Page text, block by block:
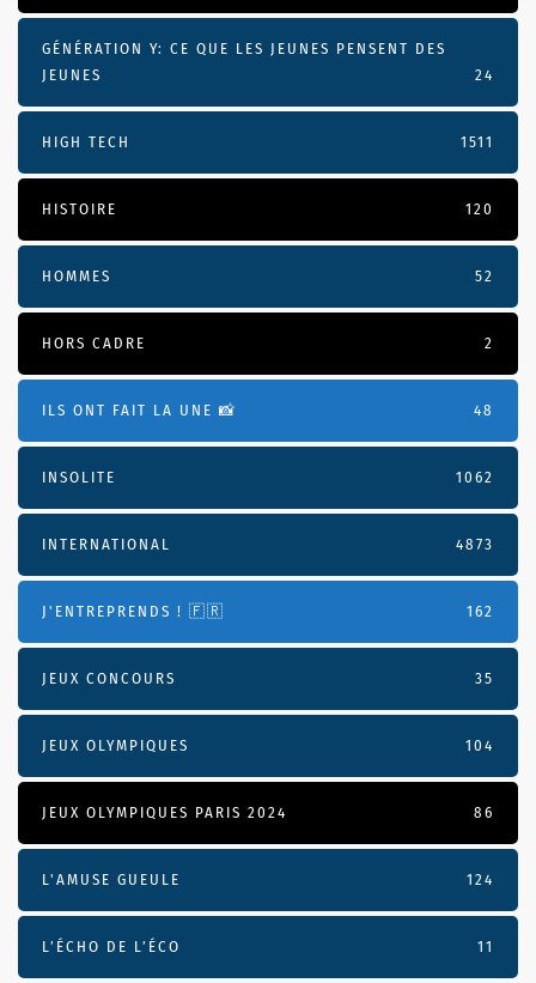
GÉNÉRATION Y: CE QUE LES JEUNES PENSENT DES
JEUNES
24
HIGH TECH 1511
HISTOIRE 120
HOMMES 52
HORS CADRE 2
ILS ONT FAIT LA UNE 📸 48
INSOLITE 1062
INTERNATIONAL 4873
J'ENTREPRENDS ! 🇫🇷 162
JEUX CONCOURS 35
JEUX OLYMPIQUES 104
JEUX OLYMPIQUES PARIS 2024 86
L'AMUSE GUEULE 124
L’ÉCHO DE L’ÉCO 11